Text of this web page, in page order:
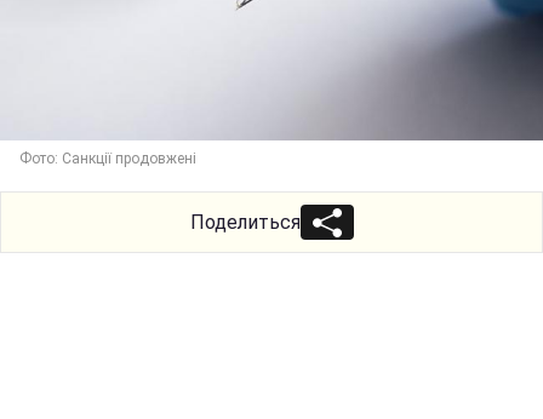
Фото: Санкції продовжені
Поделиться